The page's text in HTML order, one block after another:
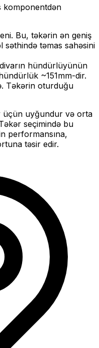
komponentdən
Bu, təkərin ən geniş
təmas sahəsini
hündürlüyünün
~151mm-dir.
Təkərin oturduğu
üçün uyğundur və orta
seçimində bu
performansına,
təsir edir.